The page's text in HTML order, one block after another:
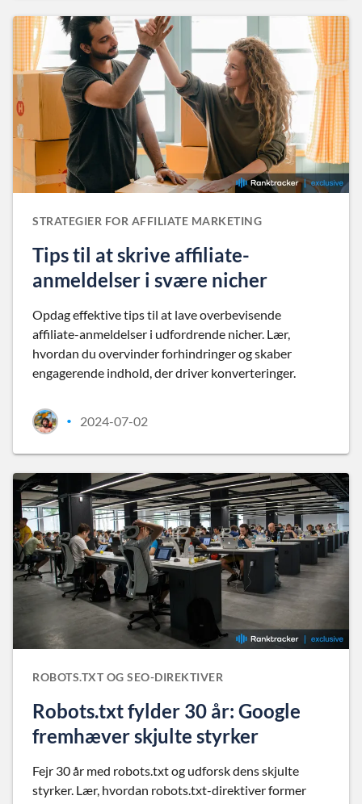
STRATEGIER FOR AFFILIATE MARKETING
Tips til at skrive affiliate-
anmeldelser i svære nicher
Opdag effektive tips til at lave overbevisende
affiliate-anmeldelser i udfordrende nicher. Lær,
hvordan du overvinder forhindringer og skaber
engagerende indhold, der driver konverteringer.
• 2024-07-02
ROBOTS.TXT OG SEO-DIREKTIVER
Robots.txt fylder 30 år: Google
fremhæver skjulte styrker
Fejr 30 år med robots.txt og udforsk dens skjulte
styrker. Lær, hvordan robots.txt-direktiver former